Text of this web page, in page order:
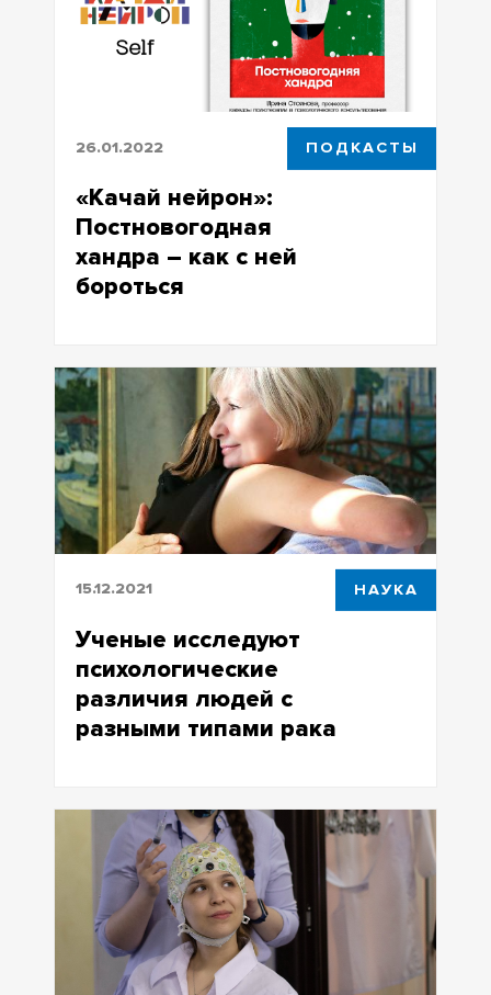
26.01.2022 ПОДКАСТЫ
«Качай нейрон»:
Постновогодная
хандра – как с ней
бороться
хандра – как с ней бороться
15.12.2021 НАУКА
Ученые исследуют
психологические
различия людей с
разными типами рака
различия людей с разными типами
рака